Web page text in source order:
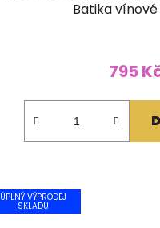
Batika vínové
795
ÚPLNÝ VÝPRODEJ
SKLADU